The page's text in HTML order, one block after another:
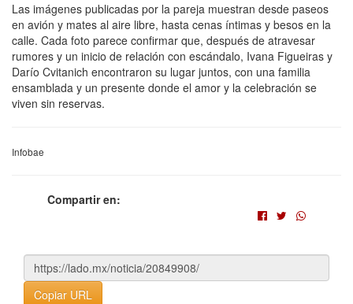
Las imágenes publicadas por la pareja muestran desde paseos
en avión y mates al aire libre, hasta cenas íntimas y besos en la
calle. Cada foto parece confirmar que, después de atravesar
rumores y un inicio de relación con escándalo, Ivana Figueiras y
Darío Cvitanich encontraron su lugar juntos, con una familia
ensamblada y un presente donde el amor y la celebración se
viven sin reservas.
Infobae
Compartir en:
Copiar URL